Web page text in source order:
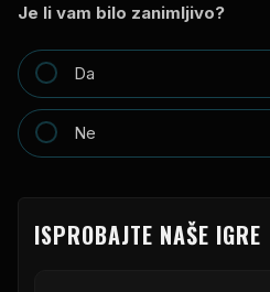
Je li vam bilo zanimljivo?
Da
Ne
ISPROBAJTE NAŠE IGRE